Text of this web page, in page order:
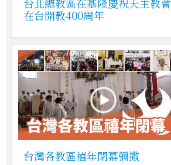
在台開教400周年
台灣各教區禧年閉幕彌撒